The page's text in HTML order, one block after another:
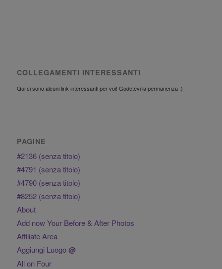
COLLEGAMENTI INTERESSANTI
Qui ci sono alcuni link interessanti per voi! Godetevi la permanenza :)
PAGINE
#2136 (senza titolo)
#4791 (senza titolo)
#4790 (senza titolo)
#8252 (senza titolo)
About
Add now Your Before & After Photos
Affiliate Area
Aggiungi Luogo@
All on Four